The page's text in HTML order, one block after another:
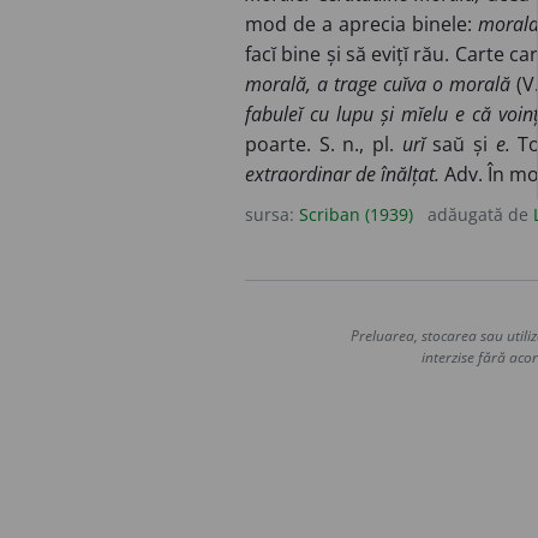
mod de a aprecia binele:
facĭ bine și să evițĭ rău. Carte
morală, a trage cuĭva o morală (V.
fabuleĭ cu lupu și mĭelu e că
poarte. S. n., pl. urĭsaŭ și e.
extraordinar de înălțat. Adv. În
sursa: Scriban (1939) adăugată de
Preluarea, stocarea sau
interzise fără